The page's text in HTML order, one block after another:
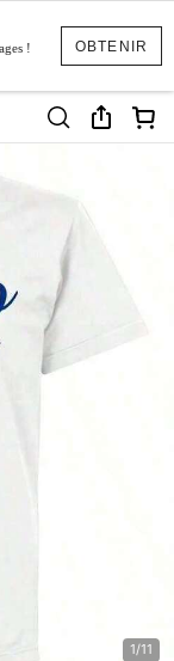
OBTENIR
!
1/11